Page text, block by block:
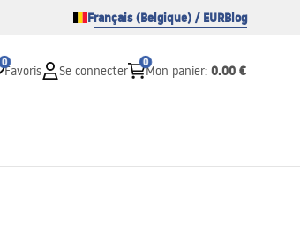
Français (Belgique) / EURBlog
0
Favoris Se connecter
0
Mon panier: 0.00 €